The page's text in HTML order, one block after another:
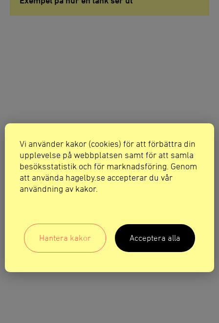
Vi använder kakor (cookies) för att förbättra din
upplevelse på webbplatsen samt för att samla
besöksstatistik och för marknadsföring. Genom
att använda hagelby.se accepterar du vår
användning av kakor.
Hantera kakor Acceptera alla